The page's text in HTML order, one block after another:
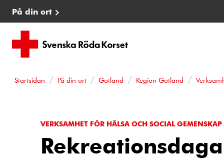
På din ort
Startsidan På din ort Gotland Region Gotland
VERKSAMHET FÖR HÄLSA OCH SOCIAL GEMENSKAP